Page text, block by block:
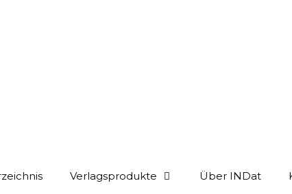
Verlagsprodukte Über INDat